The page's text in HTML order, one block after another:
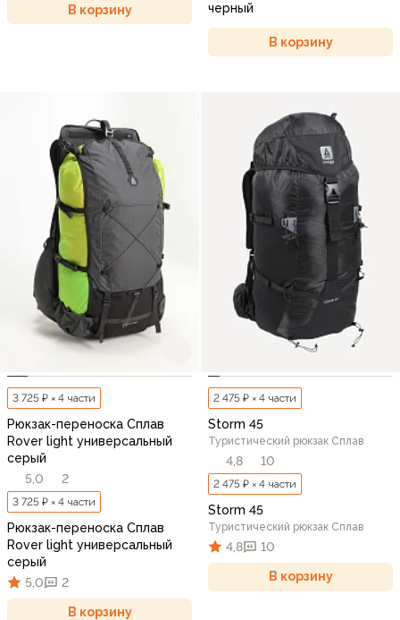
В корзину
черный
В корзину
3 725 ₽ × 4 части
Рюкзак-переноска Сплав
Rover light универсальный
серый
5,0
2
3 725 ₽ × 4 части
Рюкзак-переноска Сплав
Rover light универсальный
серый
5,0
2
В корзину
2 475 ₽ × 4 части
Storm 45
Туристический рюкзак Сплав
4,8 10
2 475 ₽ × 4 части
Storm 45
Туристический рюкзак Сплав
4,8 10
В корзину